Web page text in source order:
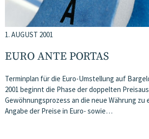
1. AUGUST 2001
EURO ANTE PORTAS
Terminplan für die Euro-Umstellung auf
2001 beginnt die Phase der doppelten
Gewöhnungsprozess an die neue Währung zu
Angabe der Preise in Euro- sowie…